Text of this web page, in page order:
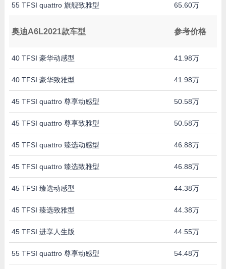
55 TFSI quattro 旗舰致雅型 65.60万
奥迪A6L2021款车型 参考价格
40 TFSI 豪华动感型 41.98万
40 TFSI 豪华致雅型 41.98万
45 TFSI quattro 尊享动感型 50.58万
45 TFSI quattro 尊享致雅型 50.58万
45 TFSI quattro 臻选动感型 46.88万
45 TFSI quattro 臻选致雅型 46.88万
45 TFSI 臻选动感型 44.38万
45 TFSI 臻选致雅型 44.38万
45 TFSI 进享人生版 44.55万
55 TFSI quattro 尊享动感型 54.48万